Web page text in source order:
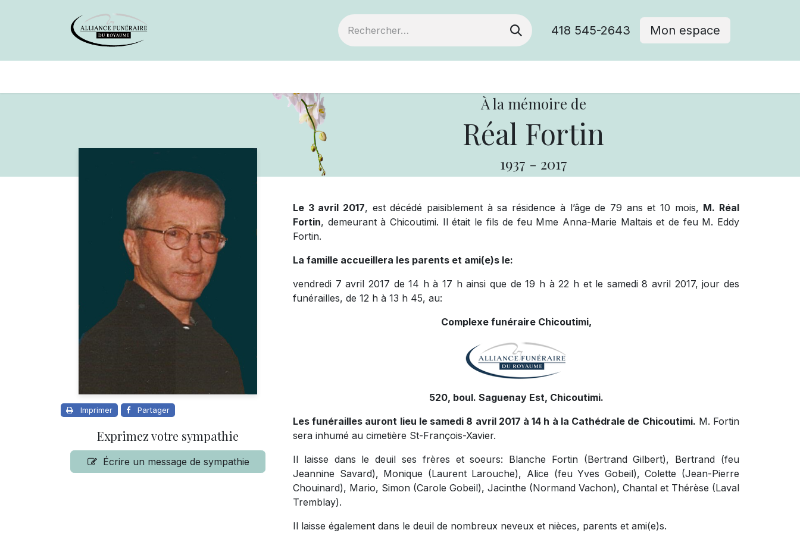
418 545-2643 Mon espace
À la mémoire de
Réal Fortin
1937 - 2017
Imprimer Partager
Exprimez votre sympathie
Écrire un message de sympathie
Le 3 avril 2017, est décédé paisiblement à sa résidence à l’âge de 79 ans et 10 mois, M. Réal
Fortin, demeurant à Chicoutimi. Il était le fils de feu Mme Anna-Marie Maltais et de feu M. Eddy
Fortin.
La famille accueillera les parents et ami(e)s le:
vendredi 7 avril 2017 de 14 h à 17 h ainsi que de 19 h à 22 h et le samedi 8 avril 2017, jour des
funérailles, de 12 h à 13 h 45, au:
Complexe funéraire Chicoutimi,
520, boul. Saguenay Est, Chicoutimi.
Les funérailles auront lieu le samedi 8 avril 2017 à 14 h à la Cathédrale de Chicoutimi. M. Fortin
sera inhumé au cimetière St-François-Xavier.
Il laisse dans le deuil ses frères et soeurs: Blanche Fortin (Bertrand Gilbert), Bertrand (feu
Jeannine Savard), Monique (Laurent Larouche), Alice (feu Yves Gobeil), Colette (Jean-Pierre
Chouinard), Mario, Simon (Carole Gobeil), Jacinthe (Normand Vachon), Chantal et Thérèse (Laval
Tremblay).
Il laisse également dans le deuil de nombreux neveux et nièces, parents et ami(e)s.